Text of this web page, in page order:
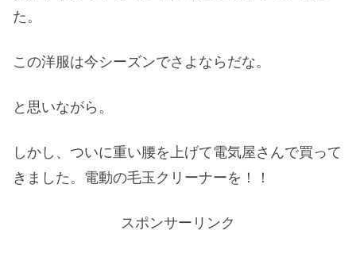
た。
この洋服は今シーズンでさよならだな。
と思いながら。
しかし、ついに重い腰を上げて電気屋さんで買って
きました。電動の毛玉クリーナーを！！
スポンサーリンク